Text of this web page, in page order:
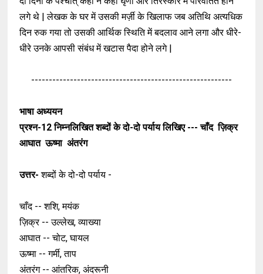
लगे थे | लेखक के घर में उसकी मर्ज़ी के खिलाफ जब अतिथि अत्यधिक
दिन रुक गया तो उसकी आर्थिक स्थिति में बदलाव आने लगा और धीरे-
धीरे उनके आपसी संबंध में खटास पैदा होने लगे |
---------------------------------------------------------
भाषा अध्ययन
प्रश्न-12निम्नलिखित शब्दों के दो-दो पर्याय लिखिए ---चाँद ज़िक्र
आघात ऊष्मा अंतरंग
उत्तर-शब्दों के दो-दो पर्याय -
चाँद -- शशि, मयंक
ज़िक्र -- उल्लेख, व्याख्या
आघात -- चोट, घायल
ऊष्मा -- गर्मी, ताप
अंतरंग -- आंतरिक, अंदरूनी